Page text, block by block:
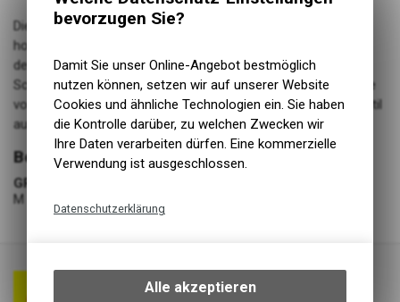
Die Spitze der Polycarbonat-Integralhelme, Nachfolger des
hochgelobten N87. Mit seinem kühnen und modernen Design
definiert dieser Helm Exzellenz neu. Jedes Detail, von der
Schale bis zu den strategisch platzierten Lufteinlässen, wurde
von Nolan entworfen. Erlebe unvergleichlichen Komfort und Stil
auf Deinen Fahrten.
Bekleidung
GRÖSSE
M
bevorzugen Sie?
Damit Sie unser Online-Angebot bestmöglich
nutzen können, setzen wir auf unserer Website
Cookies und ähnliche Technologien ein. Sie haben
die Kontrolle darüber, zu welchen Zwecken wir
Ihre Daten verarbeiten dürfen. Eine kommerzielle
Verwendung ist ausgeschlossen.
Datenschutzerklärung
bestimmte Interaktionen und
Alle akzeptieren